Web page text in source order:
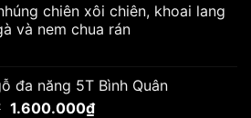
chiên xôi chiên, khoai lang
và nem chua rán
đa năng 5T Bình Quân
Giá
1.600.000₫Giá